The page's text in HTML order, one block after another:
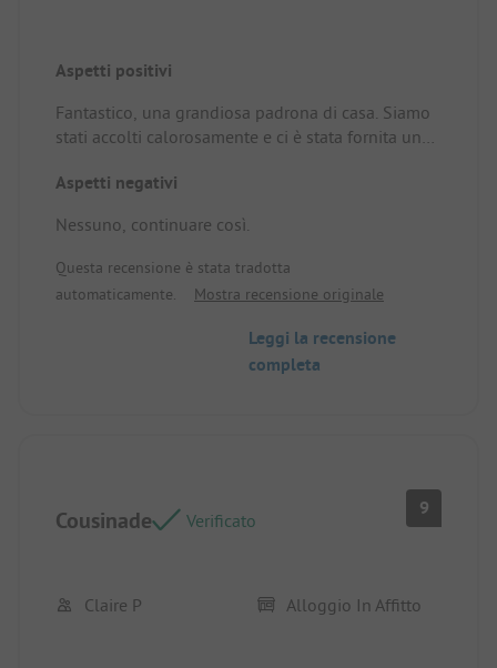
Aspetti positivi
Fantastico, una grandiosa padrona di casa. Siamo
stati accolti calorosamente e ci è stata fornita una
nostro posto. È un bel campeggio, ben curato con
molto entusiasti di questo campeggio.
Standplaats/Huuraccommodatie: Buon posto.
Aspetti negativi
Nessuno, continuare così.
Questa recensione è stata tradotta
automaticamente.
Mostra recensione originale
Leggi la recensione
completa
Cousinade Verificato
9
Claire P Alloggio In Affitto